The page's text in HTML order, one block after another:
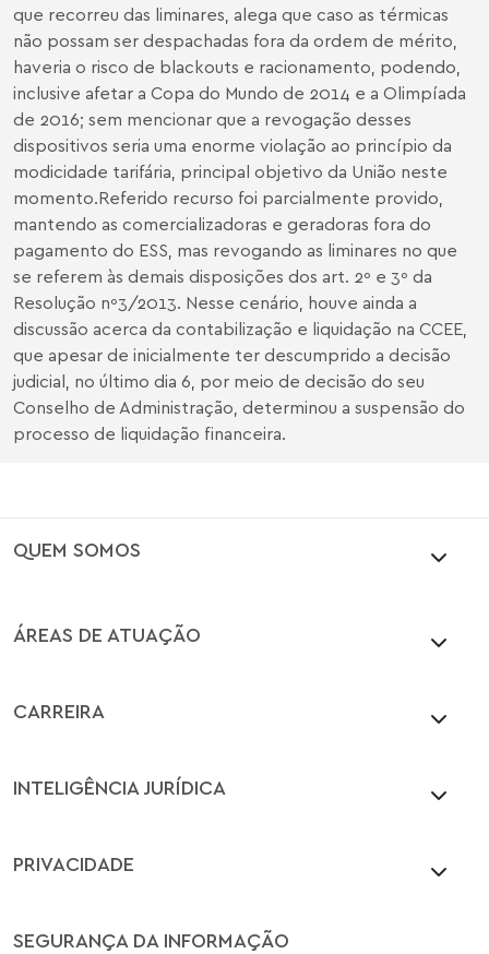
que recorreu das liminares, alega que caso as térmicas
não possam ser despachadas fora da ordem de mérito,
haveria o risco de blackouts e racionamento, podendo,
inclusive afetar a Copa do Mundo de 2014 e a Olimpíada
de 2016; sem mencionar que a revogação desses
dispositivos seria uma enorme violação ao princípio da
modicidade tarifária, principal objetivo da União neste
momento.Referido recurso foi parcialmente provido,
mantendo as comercializadoras e geradoras fora do
pagamento do ESS, mas revogando as liminares no que
se referem às demais disposições dos art. 2º e 3º da
Resolução nº3/2013. Nesse cenário, houve ainda a
discussão acerca da contabilização e liquidação na CCEE,
que apesar de inicialmente ter descumprido a decisão
judicial, no último dia 6, por meio de decisão do seu
Conselho de Administração, determinou a suspensão do
processo de liquidação financeira.
QUEM SOMOS
ÁREAS DE ATUAÇÃO
CARREIRA
INTELIGÊNCIA JURÍDICA
PRIVACIDADE
SEGURANÇA DA INFORMAÇÃO